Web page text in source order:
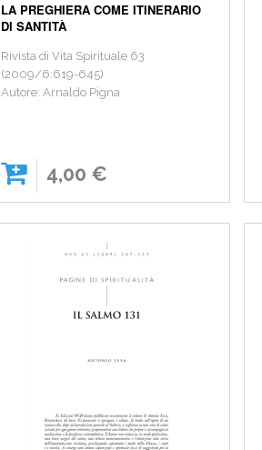
LA PREGHIERA COME ITINERARIO
DI SANTITÀ
Rivista di Vita Spirituale 63
(2009/6:619-645)
Autore: Arnaldo Pigna
4,00 €